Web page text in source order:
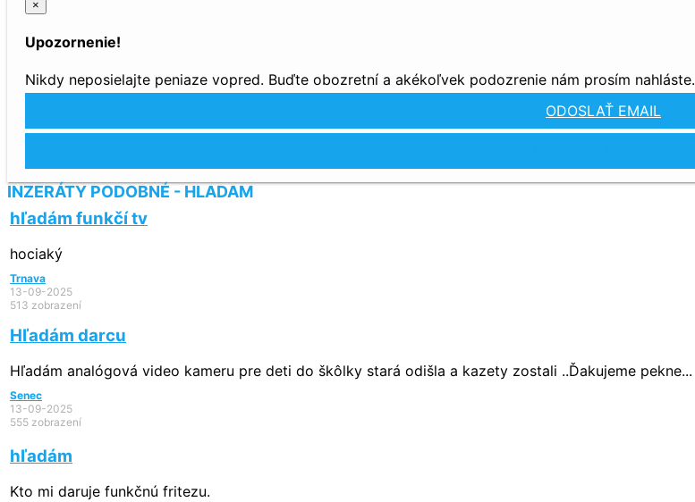
×
Upozornenie!
Nikdy neposielajte peniaze vopred. Buďte obozretní a akékoľvek podozrenie nám prosím nahláste.
ODOSLAŤ EMAIL
INZERÁTY PODOBNÉ - HLADAM
hľadám funkčí tv
hociaký
Trnava
13-09-2025
513 zobrazení
Hľadám darcu
Hľadám analógová video kameru pre deti do škôlky stará odišla a kazety zostali ..Ďakujeme pekne...
Senec
13-09-2025
555 zobrazení
hľadám
Kto mi daruje funkčnú fritezu.